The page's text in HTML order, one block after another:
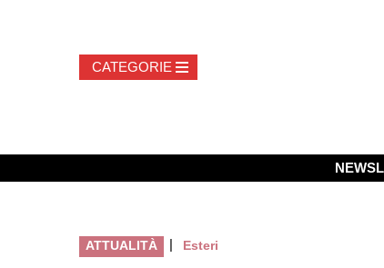
ATTUALITÀ | Esteri